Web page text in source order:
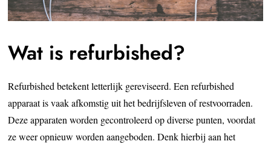
Wat is refurbished?
Refurbished betekent letterlijk gereviseerd. Een refurbished
apparaat is vaak afkomstig uit het bedrijfsleven of restvoorraden.
Deze apparaten worden gecontroleerd op diverse punten, voordat
ze weer opnieuw worden aangeboden. Denk hierbij aan het